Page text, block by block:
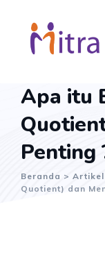
content
Apa itu
Penting
Beranda > Artikel
Quotient) dan